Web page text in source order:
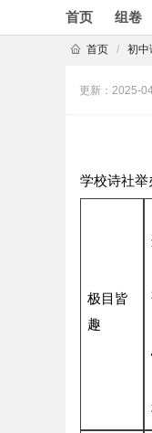
首页 组卷
首页 / 初中
更新：2025-
学校诗社举
极目皆
趣